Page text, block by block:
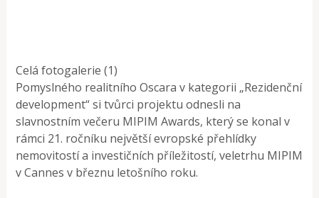
Celá fotogalerie (1)
Pomyslného realitního Oscara v kategorii „Rezidenční
development“ si tvůrci projektu odnesli na
slavnostním večeru MIPIM Awards, který se konal v
rámci 21. ročníku největší evropské přehlídky
nemovitostí a investičních příležitostí, veletrhu MIPIM
v Cannes v březnu letošního roku.